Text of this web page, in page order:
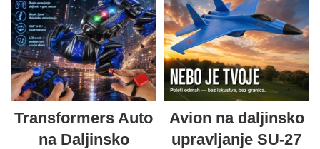
Transformers Auto
na Daljinsko
Avion na daljinsko
upravljanje SU-27